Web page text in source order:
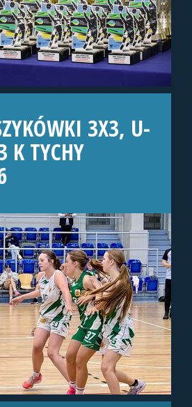
3X3, U-
TYCHY